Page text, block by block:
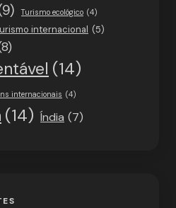
Turismo ecológico (4)
internacional (5)
(14)
internacionais (4)
(14) Índia (7)